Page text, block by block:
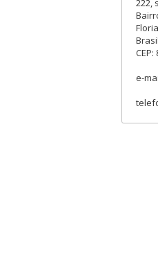
222,
Brasil
CEP:
e-